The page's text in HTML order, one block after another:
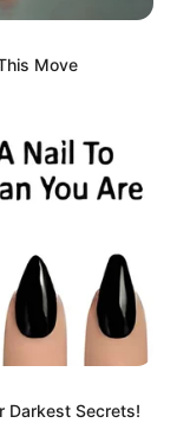
Move
Darkest Secrets!